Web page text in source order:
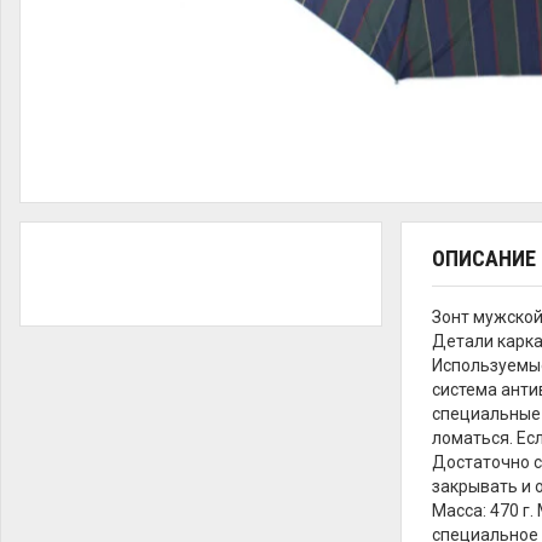
ОПИСАНИЕ
Зонт
Детали
система
ломаться.
Достаточно
закрывать и
Масса: 470
специальное